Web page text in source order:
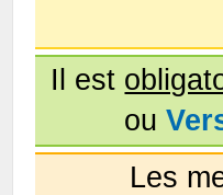
Il est
ou
Les